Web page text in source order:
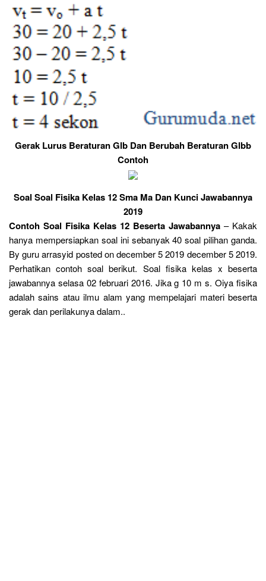
Gerak Lurus Beraturan Glb Dan Berubah Beraturan Glbb
Contoh
Soal Soal Fisika Kelas 12 Sma Ma Dan Kunci Jawabannya
2019
Contoh Soal Fisika Kelas 12 Beserta Jawabannya – Kakak
hanya mempersiapkan soal ini sebanyak 40 soal pilihan ganda.
By guru arrasyid posted on december 5 2019 december 5 2019.
Perhatikan contoh soal berikut. Soal fisika kelas x beserta
jawabannya selasa 02 februari 2016. Jika g 10 m s. Oiya fisika
adalah sains atau ilmu alam yang mempelajari materi beserta
gerak dan perilakunya dalam..